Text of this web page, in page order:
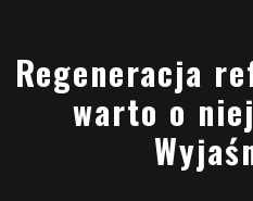
Regeneracja
warto o